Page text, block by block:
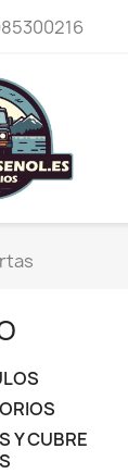
Y CUBRE